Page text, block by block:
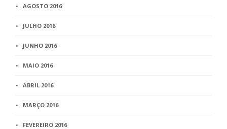
AGOSTO 2016
JULHO 2016
JUNHO 2016
MAIO 2016
ABRIL 2016
MARÇO 2016
FEVEREIRO 2016